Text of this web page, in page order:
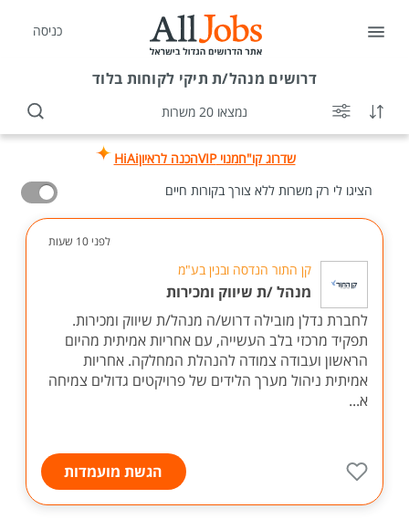
כניסה
דרושים מנהל/ת תיקי לקוחות בלוד
נמצאו 20 משרות
שדרוג קו"חמנוי VIP הכנה לראיוןHiAi
הציגו לי רק משרות ללא צורך בקורות חיים
לפני 10 שעות
קן התור הנדסה ובנין בע"מ
מנהל /ת שיווק ומכירות
לחברת נדלן מובילה דרוש/ה מנהל/ת שיווק ומכירות.
תפקיד מרכזי בלב העשייה, עם אחריות אמיתית מהיום
הראשון ועבודה צמודה להנהלת המחלקה. אחריות
אמיתית ניהול מערך הלידים של פרויקטים גדולים צמיחה
א...
הגשת מועמדות